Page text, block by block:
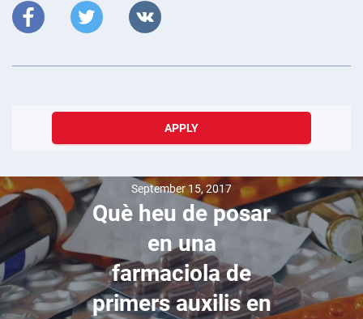
APPLY
September 15, 2017
Què heu de posar
en una
farmaciola de
primers auxilis en